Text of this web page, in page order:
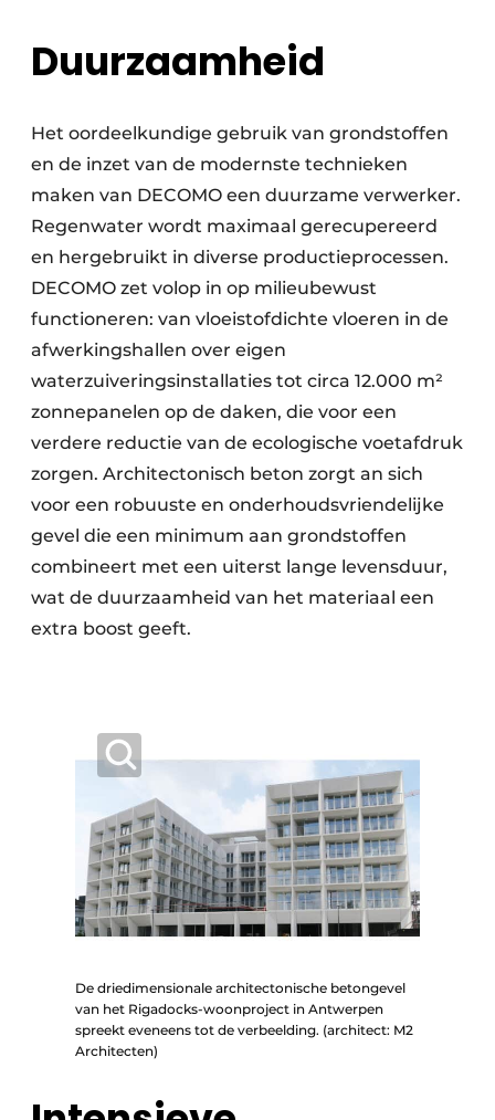
Duurzaamheid
Het oordeelkundige gebruik van grondstoffen
en de inzet van de modernste technieken
maken van DECOMO een duurzame verwerker.
Regenwater wordt maximaal gerecupereerd
en hergebruikt in diverse productieprocessen.
DECOMO zet volop in op milieubewust
functioneren: van vloeistofdichte vloeren in de
afwerkingshallen over eigen
waterzuiveringsinstallaties tot circa 12.000 m²
zonnepanelen op de daken, die voor een
verdere reductie van de ecologische voetafdruk
zorgen. Architectonisch beton zorgt an sich
voor een robuuste en onderhoudsvriendelijke
gevel die een minimum aan grondstoffen
combineert met een uiterst lange levensduur,
wat de duurzaamheid van het materiaal een
extra boost geeft.
De driedimensionale architectonische betongevel
van het Rigadocks-woonproject in Antwerpen
spreekt eveneens tot de verbeelding. (architect: M2
Architecten)